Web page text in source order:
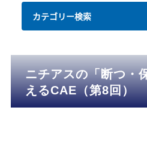
カテゴリー検索
ニチアスの「断つ・
えるCAE（第8回）